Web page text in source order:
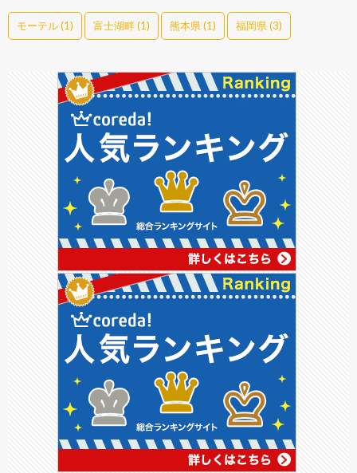
モーテル(1) 富士湖畔(1) 熊本県(1) 福岡県(3)